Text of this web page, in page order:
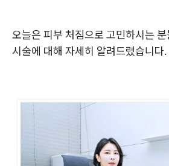
오늘은 피부 처짐으로 고민하시는
시술에 대해 자세히 알려드렸습니다.